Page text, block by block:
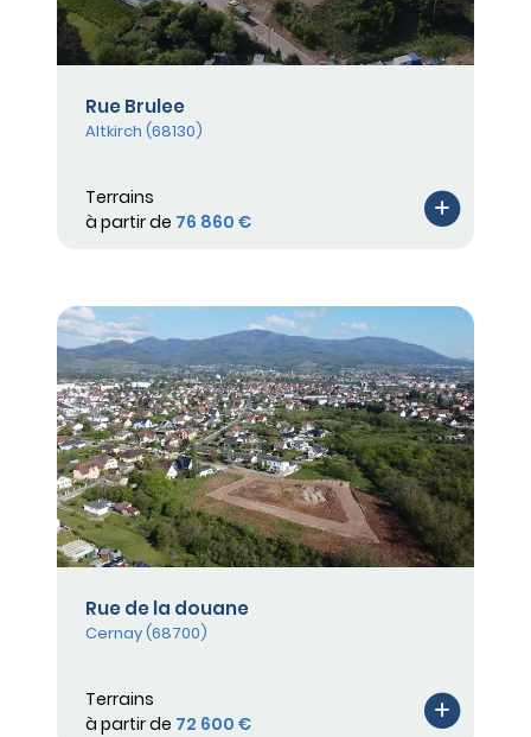
Rue Brulee
Altkirch (68130)
Terrains
à partir de 76 860 €
Rue de la douane
Cernay (68700)
Terrains
à partir de 72 600 €